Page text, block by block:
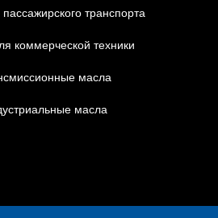
транспорта
коммерческой техники
масла
масла